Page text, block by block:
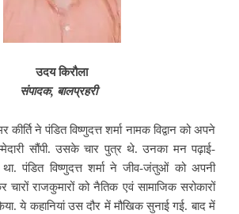
उदय किरौला
संपादक, बालप्रहरी
कीर्ति ने पंडित विष्णुदत्त शर्मा नामक विद्वान को अपने
सौंपी. उसके चार पुत्र थे. उनका मन पढ़ाई-
पंडित विष्णुदत्त शर्मा ने जीव-जंतुओं को अपनी
चारों राजकुमारों को नैतिक एवं सामाजिक सरोकारों
ये कहानियां उस दौर में मौखिक सुनाई गई. बाद में